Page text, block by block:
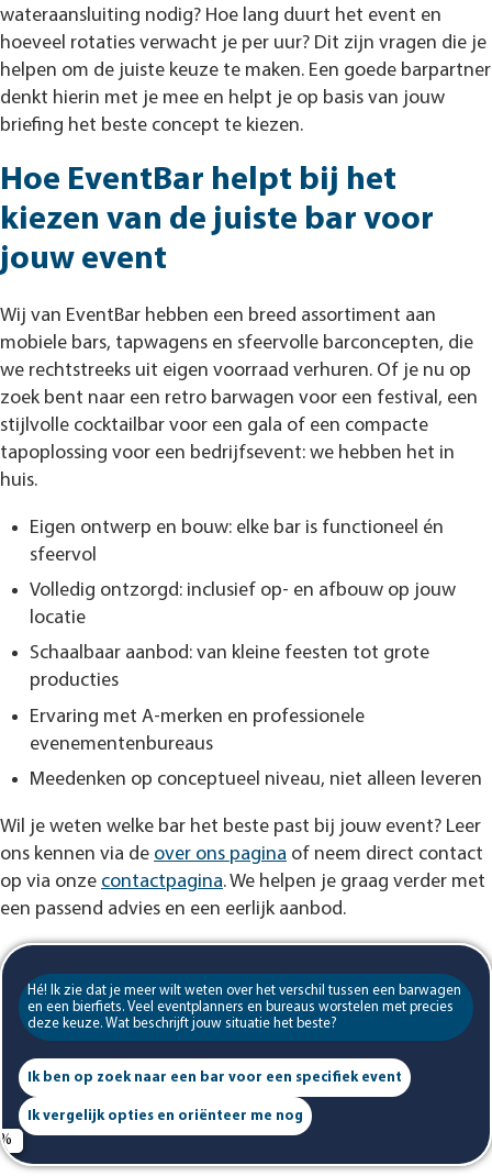
wateraansluiting nodig? Hoe lang duurt het event en
hoeveel rotaties verwacht je per uur? Dit zijn vragen die je
helpen om de juiste keuze te maken. Een goede barpartner
denkt hierin met je mee en helpt je op basis van jouw
briefing het beste concept te kiezen.
Hoe EventBar helpt bij het
kiezen van de juiste bar voor
jouw event
Wij van EventBar hebben een breed assortiment aan
mobiele bars, tapwagens en sfeervolle barconcepten, die
we rechtstreeks uit eigen voorraad verhuren. Of je nu op
zoek bent naar een retro barwagen voor een festival, een
stijlvolle cocktailbar voor een gala of een compacte
tapoplossing voor een bedrijfsevent: we hebben het in
huis.
Eigen ontwerp en bouw: elke bar is functioneel én
sfeervol
Volledig ontzorgd: inclusief op- en afbouw op jouw
locatie
Schaalbaar aanbod: van kleine feesten tot grote
producties
Ervaring met A-merken en professionele
evenementenbureaus
Meedenken op conceptueel niveau, niet alleen leveren
Wil je weten welke bar het beste past bij jouw event? Leer
ons kennen via de over ons pagina of neem direct contact
op via onze contactpagina. We helpen je graag verder met
een passend advies en een eerlijk aanbod.
Hé! Ik zie dat je meer wilt weten over het verschil tussen een barwagen
en een bierfiets. Veel eventplanners en bureaus worstelen met precies
deze keuze. Wat beschrijft jouw situatie het beste?
Ik ben op zoek naar een bar voor een specifiek event
Ik vergelijk opties en oriënteer me nog